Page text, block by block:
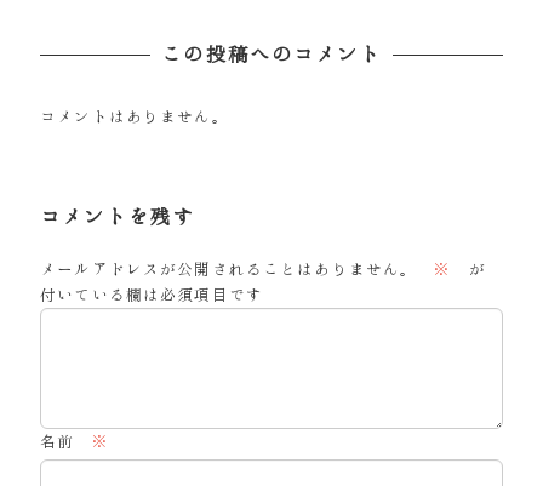
この投稿へのコメント
コメントはありません。
コメントを残す
メールアドレスが公開されることはありません。 ※
が
付いている欄は必須項目です
名前 ※